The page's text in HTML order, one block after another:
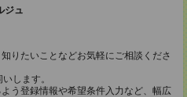
ジュ
りたいことなどお気軽にご相談くださ
します。
う登録情報や希望条件入力など、幅広